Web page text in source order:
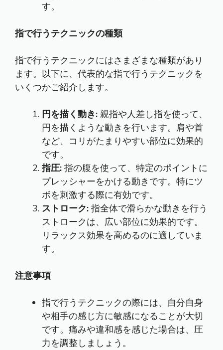
す。
指で行うテクニックの種類
指で行うテクニックにはさまざまな種類があり
ます。以下に、代表的な指で行うテクニックを
いくつかご紹介します。
円を描く動き: 親指や人差し指を使って、
円を描くような動きを行います。肩や首
など、コリがたまりやすい部位に効果的
です。
指圧: 指の腹を使って、特定のポイントに
プレッシャーをかける動きです。特にツ
ボを刺激する際に有効です。
ストローク: 指全体で滑らかな動きを行う
ストロークは、広い部位に効果的です。
リラックス効果を高めるのに適していま
す。
注意事項
指で行うテクニックの際には、自分自身
や相手の感じ方に敏感になることが大切
です。痛みや違和感を感じた場合は、圧
力を調整しましょう。